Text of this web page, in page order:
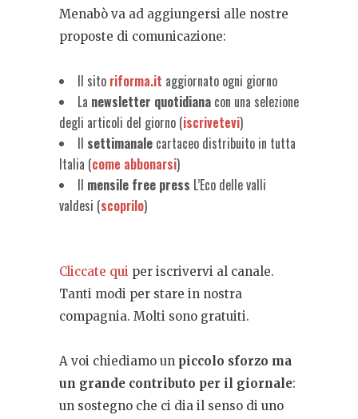
Menabò va ad aggiungersi alle nostre
proposte di comunicazione:
Il sito riforma.it aggiornato ogni giorno
La newsletter quotidiana con una selezione
degli articoli del giorno (iscrivetevi)
Il settimanale cartaceo distribuito in tutta
Italia (come abbonarsi)
Il mensile free press L’Eco delle valli
valdesi (scoprilo)
Cliccate qui per iscrivervi al canale.
Tanti modi per stare in nostra
compagnia. Molti sono gratuiti.
A voi chiediamo un piccolo sforzo ma
un grande contributo per il giornale:
un sostegno che ci dia il senso di uno